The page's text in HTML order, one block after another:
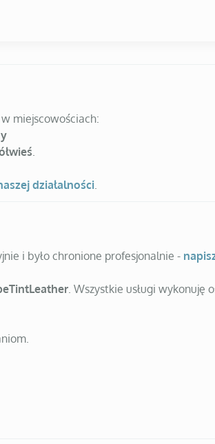
miejscowościach:
działalności
i było chronione profesjonalnie -
. Wszystkie usługi wykonuję